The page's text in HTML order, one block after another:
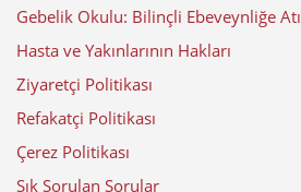
Gebelik Okulu: Bilinçli Ebeveynliğe
Hasta ve Yakınlarının Hakları
Ziyaretçi Politikası
Refakatçi Politikası
Çerez Politikası
Sık Sorulan Sorular